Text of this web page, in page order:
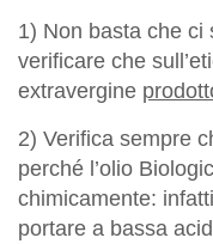
1) Non basta che ci
verificare che
extravergine
2) Verifica sempre
perché l’olio
chimicamente:
portare a bassa